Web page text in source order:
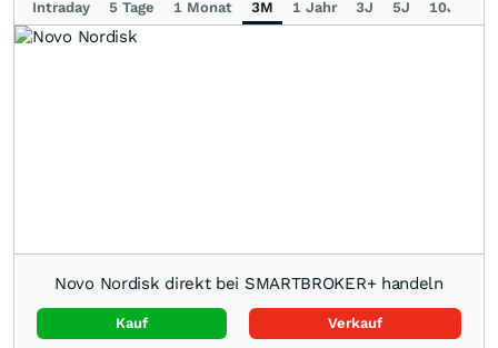
Intraday 5 Tage 1 Monat 3M 1 Jahr 3J 5J 10J
Novo Nordisk direkt bei SMARTBROKER+ handeln
Kauf Verkauf